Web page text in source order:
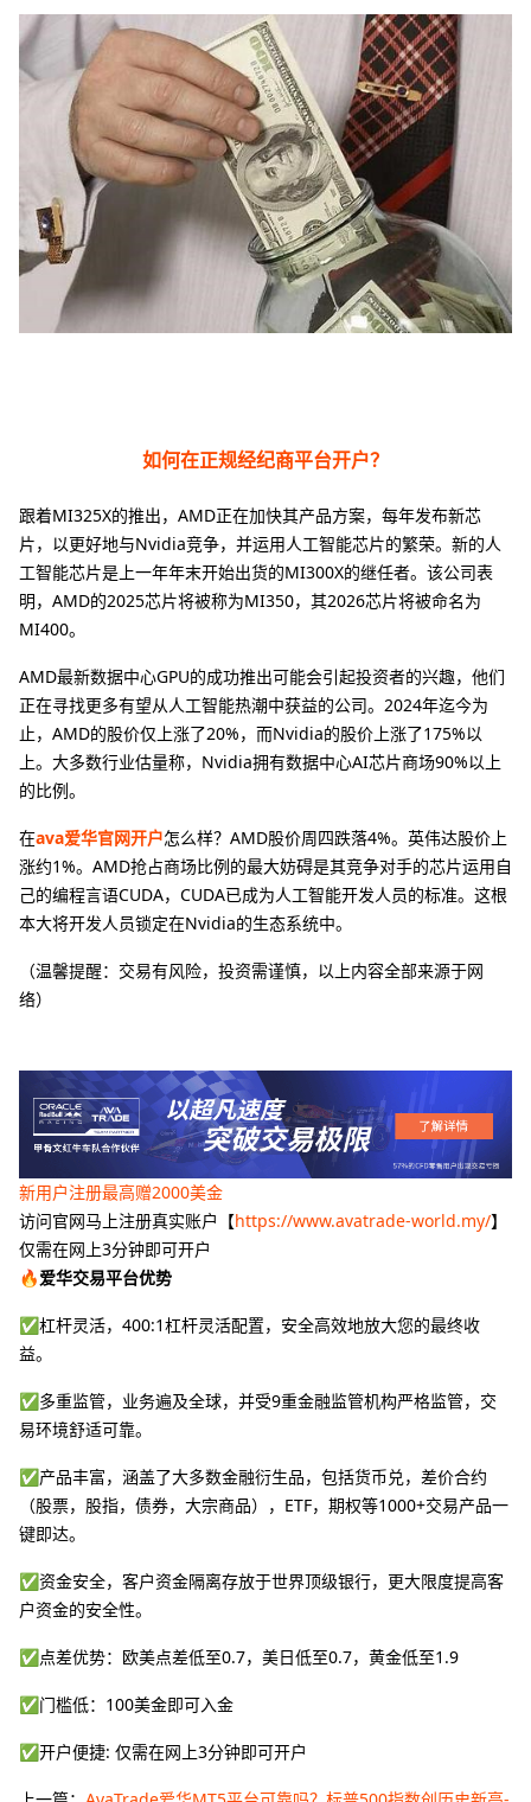
如何在正规经纪商平台开户？
跟着MI325X的推出，AMD正在加快其产品方案，每年发布新芯
片，以更好地与Nvidia竞争，并运用人工智能芯片的繁荣。新的人
工智能芯片是上一年年末开始出货的MI300X的继任者。该公司表
明，AMD的2025芯片将被称为MI350，其2026芯片将被命名为
MI400。
AMD最新数据中心GPU的成功推出可能会引起投资者的兴趣，他们
正在寻找更多有望从人工智能热潮中获益的公司。2024年迄今为
止，AMD的股价仅上涨了20%，而Nvidia的股价上涨了175%以
上。大多数行业估量称，Nvidia拥有数据中心AI芯片商场90%以上
的比例。
在ava爱华官网开户怎么样？AMD股价周四跌落4%。英伟达股价上
涨约1%。AMD抢占商场比例的最大妨碍是其竞争对手的芯片运用自
己的编程言语CUDA，CUDA已成为人工智能开发人员的标准。这根
本大将开发人员锁定在Nvidia的生态系统中。
（温馨提醒：交易有风险，投资需谨慎，以上内容全部来源于网
络）
新用户注册最高赠2000美金
访问官网马上注册真实账户【https://www.avatrade-world.my/】
仅需在网上3分钟即可开户
🔥爱华交易平台优势
✅杠杆灵活，400:1杠杆灵活配置，安全高效地放大您的最终收
益。
✅多重监管，业务遍及全球，并受9重金融监管机构严格监管，交
易环境舒适可靠。
✅产品丰富，涵盖了大多数金融衍生品，包括货币兑，差价合约
（股票，股指，债券，大宗商品），ETF，期权等1000+交易产品一
键即达。
✅资金安全，客户资金隔离存放于世界顶级银行，更大限度提高客
户资金的安全性。
✅点差优势：欧美点差低至0.7，美日低至0.7，黄金低至1.9
✅门槛低：100美金即可入金
✅开户便捷: 仅需在网上3分钟即可开户